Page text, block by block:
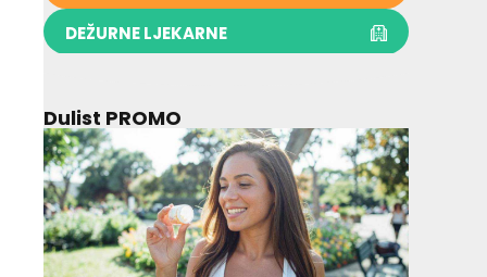
DEŽURNE LJEKARNE
Dulist PROMO